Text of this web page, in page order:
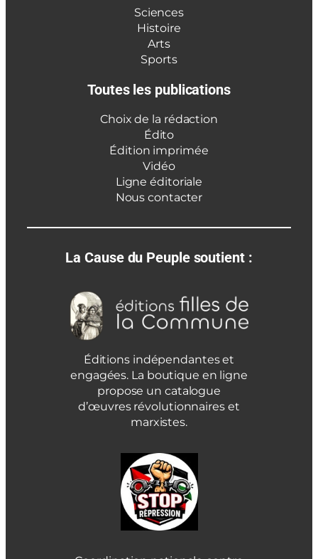
Sciences
Histoire
Arts
Sports
Toutes les publications
Choix de la rédaction
Édito
Édition imprimée
Vidéo
Ligne éditoriale
Nous contacter
La Cause du Peuple soutient :
Éditions indépendantes et
engagées. La boutique en ligne
propose un catalogue
d’œuvres révolutionnaires et
marxistes.